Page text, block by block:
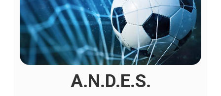
A.N.D.E.S.